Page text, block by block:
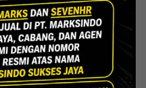
Jatimurni, Bekasi